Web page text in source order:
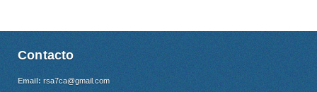
Contacto
Email: rsa7ca@gmail.com